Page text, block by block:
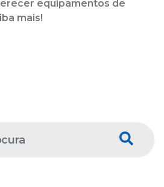
equipamentos de
mais!